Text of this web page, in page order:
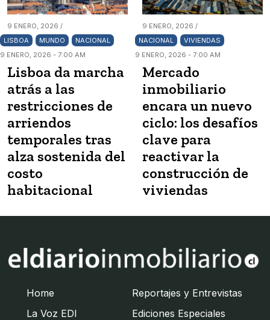
9 ENERO, 2026 /
LISBOA
MUNDO
NACIONAL
9 ENERO, 2026 - 7:00 AM
Lisboa da marcha
atrás a las
restricciones de
arriendos
temporales tras
alza sostenida del
costo
habitacional
9 ENERO, 2026 /
NACIONAL
VIVIENDAS
9 ENERO, 2026 - 7:00 AM
Mercado
inmobiliario
encara un nuevo
ciclo: los desafíos
clave para
reactivar la
construcción de
viviendas
Home
La Voz EDI
Reportajes y Entrevistas
Ediciones Especiales